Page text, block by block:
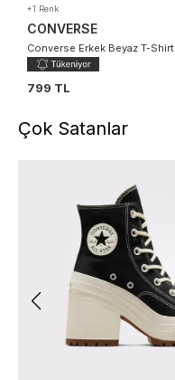
+1 Renk
CONVERSE
Converse Erkek Beyaz T-Shirt
799 TL
Çok Satanlar